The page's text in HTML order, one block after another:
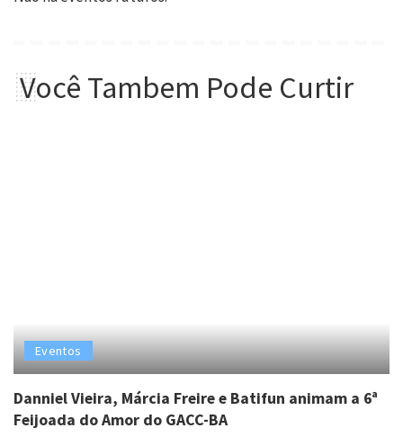
Você Tambem Pode Curtir
Eventos
Danniel Vieira, Márcia Freire e Batifun animam a 6ª
Feijoada do Amor do GACC-BA